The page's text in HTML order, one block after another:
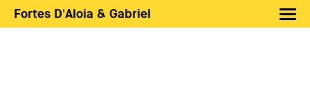
Fortes D'Aloia & Gabriel